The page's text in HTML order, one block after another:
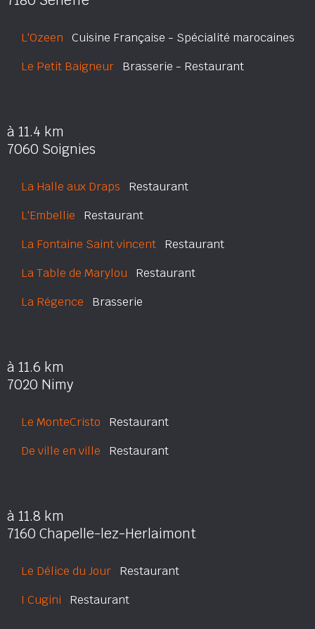
L'Ozeen Cuisine Française - Spécialité marocaines
Le Petit Baigneur Brasserie - Restaurant
à 11.4 km
7060 Soignies
La Halle aux Draps Restaurant
L'Embellie Restaurant
La Fontaine Saint vincent Restaurant
La Table de Marylou Restaurant
La Régence Brasserie
à 11.6 km
7020 Nimy
Le MonteCristo Restaurant
De ville en ville Restaurant
à 11.8 km
7160 Chapelle-lez-Herlaimont
Le Délice du Jour Restaurant
I Cugini Restaurant